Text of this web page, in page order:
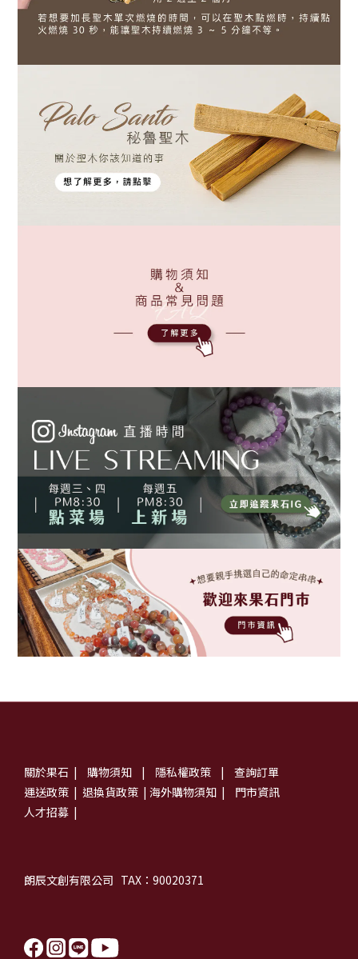
關於果石 | 購物須知 | 隱私權政策 | 查詢訂單
運送政策 | 退換貨政策 | 海外購物須知 | 門市資訊
人才招募 |
朗辰文創有限公司 TAX：90020371